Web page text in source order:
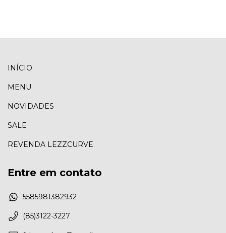
INÍCIO
MENU
NOVIDADES
SALE
REVENDA LEZZCURVE
Entre em contato
5585981382932
(85)3122-3227